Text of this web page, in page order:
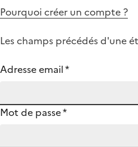
Pourquoi créer un compte ?
Les champs précédés d'une
Adresse email*
Mot de passe*